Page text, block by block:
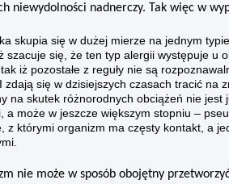
niewydolności nadnerczy. Tak więc w
skupia się w dużej mierze na jednym
szacuje się, że ten typ alergii występuje u
iż pozostałe z reguły nie są
się w dzisiejszych czasach tracić na
na skutek różnorodnych obciążeń nie
a może w jeszcze większym stopniu –
z którymi organizm ma częsty kontakt, a
nie może w sposób obojętny